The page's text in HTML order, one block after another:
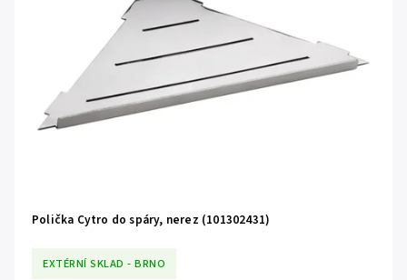
Polička Cytro do spáry, nerez (101302431)
EXTÉRNÍ SKLAD - BRNO